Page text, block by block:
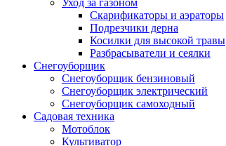
Уход за газоном
Скарификаторы и аэраторы
Подрезчики дерна
Косилки для высокой травы
Разбрасыватели и сеялки
Снегоуборщик
Снегоуборщик бензиновый
Снегоуборщик электрический
Снегоуборщик самоходный
Садовая техника
Мотоблок
Культиватор